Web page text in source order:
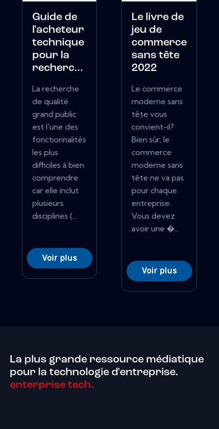
Guide de
l'acheteur
technique
pour la
recherc...
La recherche
de qualité
grand public
est l'une des
fonctionnalités
les plus
difficiles à bien
comprendre
car elle inclut
plusieurs
disciplines (...
Voir plus
Le livre de
jeu de
commerce
sans tête
2022
Le commerce
moderne sans
tête vous
convient-il?
Bien sûr, le
commerce
moderne sans
tête ne va pas
pour chaque
entreprise.
Vous devez
avoir une �...
Voir plus
La plus grande ressource médiatique
pour la technologie d'entreprise.
enterprise tech.